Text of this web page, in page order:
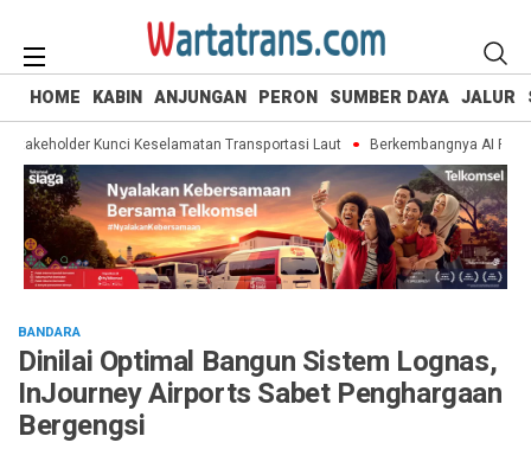
HOME KABIN ANJUNGAN PERON SUMBER DAYA JALUR
Kunci Keselamatan Transportasi Laut Berkembangnya AI Pacu
BANDARA
Dinilai Optimal Bangun Sistem Lognas,
InJourney Airports Sabet Penghargaan
Bergengsi